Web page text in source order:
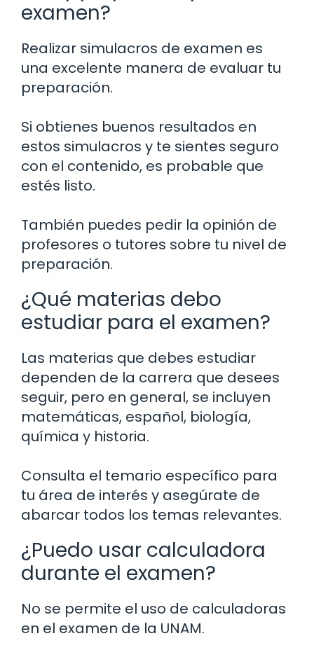
examen?
Realizar simulacros de examen es
una excelente manera de evaluar tu
preparación.
Si obtienes buenos resultados en
estos simulacros y te sientes seguro
con el contenido, es probable que
estés listo.
También puedes pedir la opinión de
profesores o tutores sobre tu nivel de
preparación.
¿Qué materias debo
estudiar para el examen?
Las materias que debes estudiar
dependen de la carrera que desees
seguir, pero en general, se incluyen
matemáticas, español, biología,
química y historia.
Consulta el temario específico para
tu área de interés y asegúrate de
abarcar todos los temas relevantes.
¿Puedo usar calculadora
durante el examen?
No se permite el uso de calculadoras
en el examen de la UNAM.